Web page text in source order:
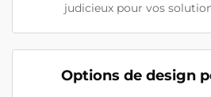
judicieux pour vos
Options de design